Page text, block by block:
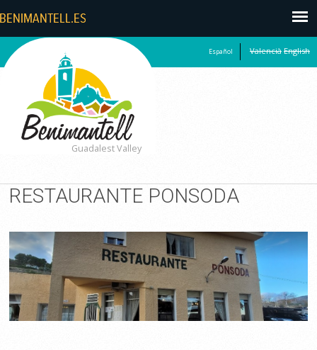
Español Valencià English
Guadalest Valley
RESTAURANTE PONSODA